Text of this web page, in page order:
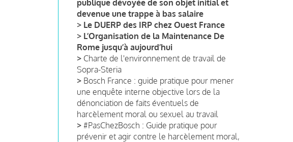
publique dévoyée de son objet initial et
devenue une trappe à bas salaire
> Le DUERP des IRP chez Ouest France
> L’Organisation de la Maintenance De
Rome jusqu’à aujourd’hui
> Charte de l'environnement de travail de
Sopra-Steria
> Bosch France : guide pratique pour mener
une enquête interne objective lors de la
dénonciation de faits éventuels de
harcèlement moral ou sexuel au travail
> #PasChezBosch : Guide pratique pour
prévenir et agir contre le harcèlement moral,